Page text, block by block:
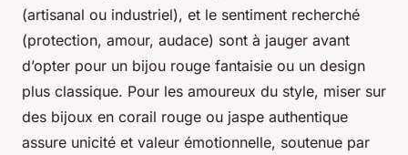
(artisanal ou industriel), et le sentiment recherché
(protection, amour, audace) sont à jauger avant
d’opter pour un bijou rouge fantaisie ou un design
plus classique. Pour les amoureux du style, miser sur
des bijoux en corail rouge ou jaspe authentique
assure unicité et valeur émotionnelle, soutenue par